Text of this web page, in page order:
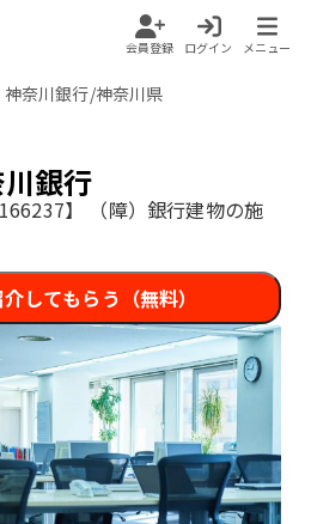
会員登録 ログイン メニュー
奈川銀行/神奈川県
銀行
】 （障）銀行建物の施
してもらう（無料）